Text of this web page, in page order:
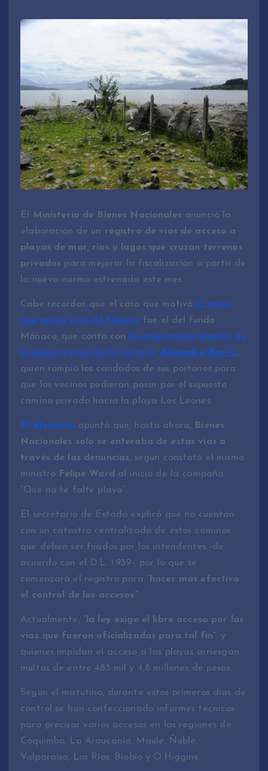
El Ministerio de Bienes Nacionales anunció la
elaboración de un registro de vías de acceso a
playas de mar, ríos y lagos que cruzan terrenos
privados para mejorar la fiscalización a partir de
la nueva norma estrenada este mes.
Cabe recordar que el caso que motivó
la regla
que surgió el 14 de febrerofue el del fundo
Mónaco, que contó con
la intervención directa de
la subsecretaria de la cartera, Alejandra Bravo,
quien rompió los candados de sus portones para
que los vecinos pudieran pasar por el supuesto
camino privado hacia la playa Los Leones.
El Mercurio apuntó que, hasta ahora,
Bienes
Nacionales solo se enteraba de estas vías a
través de las denuncias, según constató el mismo
ministro Felipe Ward al inicio de la campaña
“Que no te falte playa”.
El secretario de Estado explicó que no cuentan
con un catastro centralizado de estos caminos
que deben ser fijados por los intendentes -de
acuerdo con el D.L. 1.939-, por lo que se
comenzará el registro para “hacer más efectivo
el control de los accesos”.
Actualmente, “la ley exige el libre acceso por las
vías que fueron oficializadas para tal fin”, y
quienes impidan el acceso a las playas arriesgan
multas de entre 483 mil y 4,8 millones de pesos.
Según el matutino, durante estos primeros días de
control se han confeccionado informes técnicos
para precisar varios accesos en las regiones de
Coquimbo, La Araucanía, Maule, Ñuble,
Valparaíso, Los Ríos, Biobío y O’Higgins.